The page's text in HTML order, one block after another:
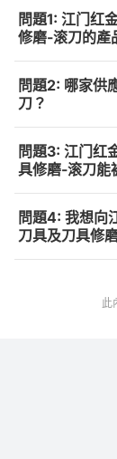
問題1: 江门红
修磨-滚刀的產
問題2: 哪家供
刀？
問題3: 江门红
具修磨-滚刀能
問題4: 我想向
刀具及刀具修
此